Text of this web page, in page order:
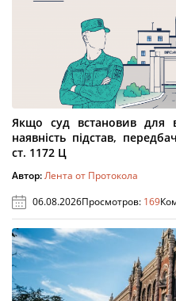
Якщо суд встановив для
наявність підстав,
ст. 1172 Ц
Автор:Лента от Протокола
06.08.2026Просмотров: 169